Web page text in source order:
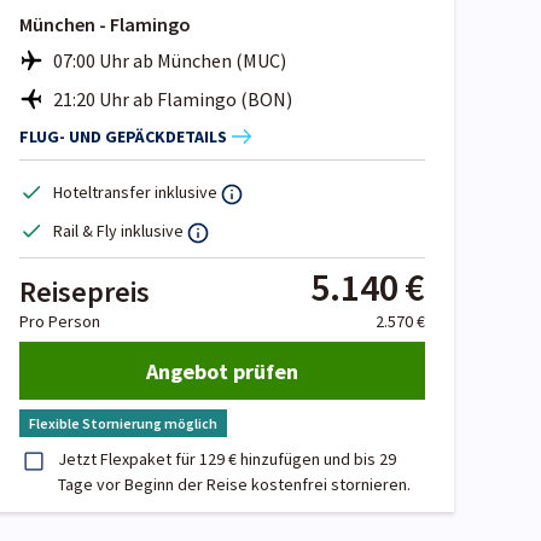
München - Flamingo
07:00 Uhr ab München (MUC)
21:20 Uhr ab Flamingo (BON)
FLUG- UND GEPÄCKDETAILS
Hoteltransfer inklusive
Rail & Fly inklusive
Reisepreis 5.140 €
Pro Person 2.570 €
Angebot prüfen
Flexible Stornierung möglich
Jetzt Flexpaket für 129 € hinzufügen und bis 29
Tage vor Beginn der Reise kostenfrei stornieren.